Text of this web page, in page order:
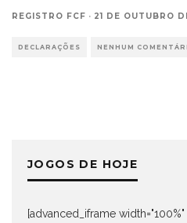
REGISTRO FCF · 21 DE OUTUBRO
DECLARAÇÕES NENHUM
JOGOS DE HOJE
[advanced_iframe